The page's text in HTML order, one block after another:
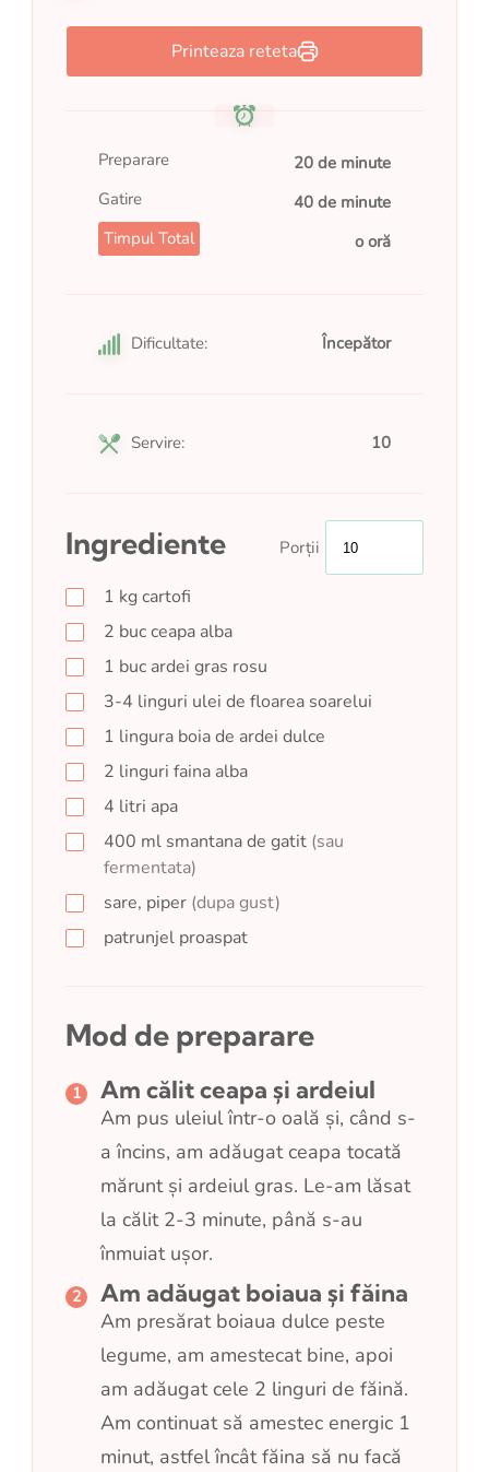
Printeaza reteta
Preparare
20 de minute
Gatire
40 de minute
Timpul Total
o oră
Dificultate: Începător
Servire: 10
Ingrediente Porții
1 kgcartofi
2 bucceapa alba
1 buc ardei gras rosu
3-4 linguri ulei de floarea soarelui
1 lingura boia de ardei dulce
2 linguri faina alba
4 litri apa
400 ml smantana de gatit (sau
fermentata)
sare, piper (dupa gust)
patrunjel proaspat
Mod de preparare
Am călit ceapa și ardeiul
Am pus uleiul într-o oală și, când s-
a încins, am adăugat ceapa tocată
mărunt și ardeiul gras. Le-am lăsat
la călit 2-3 minute, până s-au
înmuiat ușor.
Am adăugat boiaua și făina
Am presărat boiaua dulce peste
legume, am amestecat bine, apoi
am adăugat cele 2 linguri de făină.
Am continuat să amestec energic 1
minut, astfel încât făina să nu facă